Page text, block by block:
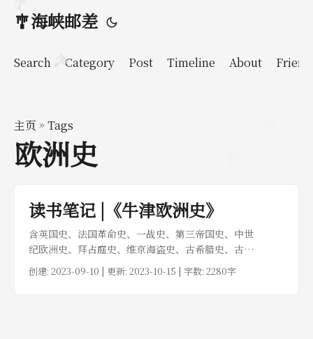
🎐海峡邮差
Search Category Post Timeline About
主页 » Tags
欧洲史
读书笔记 |《牛津欧洲史》
含英国史、法国革命史、一战史、第三帝国史、中世
纪欧洲史、拜占庭史、维京海盗史、古希腊史、古罗
马史。
创建: 2023-09-10 | 更新: 2023-10-15 | 字数: 2280字
🎐
🎐
🎐